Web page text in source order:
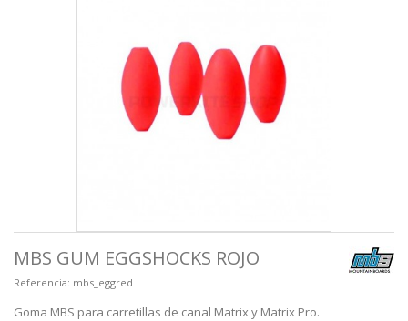
MBS GUM EGGSHOCKS ROJO
Referencia: mbs_eggred
Goma MBS para carretillas de canal Matrix y Matrix Pro.